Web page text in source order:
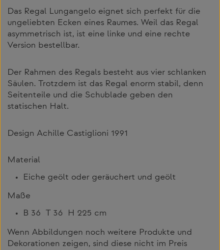
Das Regal Lungangelo eignet sich perfekt für die
ungeliebten Ecken eines Raumes. Weil das Regal
asymmetrisch ist, ist eine linke und eine rechte
Version bestellbar.
Der Rahmen des Regals besteht aus vier schlanken
Säulen. Trotzdem ist das Regal enorm stabil, denn
Seitenteile und die Schublade geben den
statischen Halt.
Design Achille Castiglioni 1991
Material
Eiche geölt oder geräuchert und geölt
Maße
B 36 T 36 H 225 cm
Wenn Abbildungen noch weitere Produkte und
Dekorationen zeigen, sind diese nicht im Preis